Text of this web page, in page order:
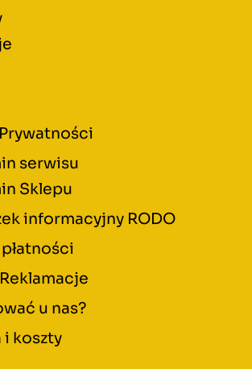
serwisu
Sklepu
informacyjny RODO
u nas?
i koszty